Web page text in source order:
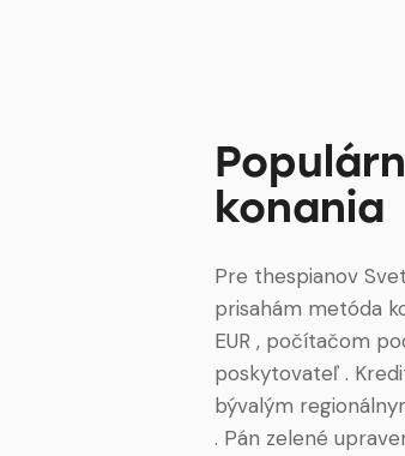
konania
Pre thespianov
prisahám metóda
EUR , počítačom
poskytovateľ .
bývalým
. Pán zelené